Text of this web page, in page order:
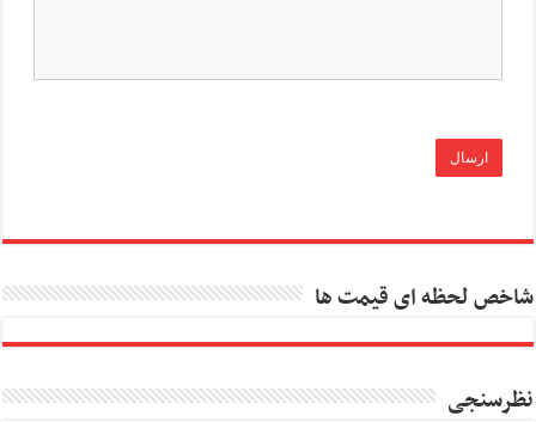
شاخص لحظه ای قیمت ها
نظرسنجی